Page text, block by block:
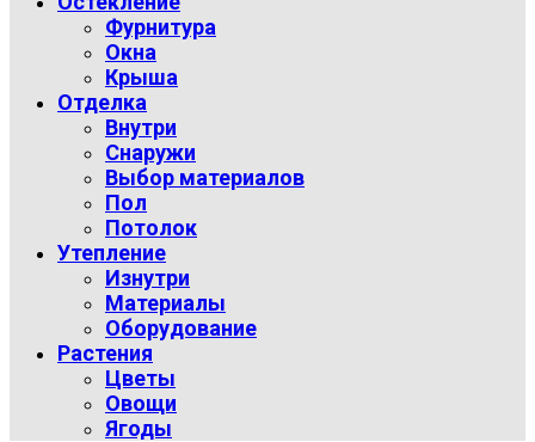
Фурнитура
Окна
Крыша
Отделка
Внутри
Снаружи
Выбор материалов
Пол
Потолок
Утепление
Изнутри
Материалы
Оборудование
Растения
Цветы
Овощи
Ягоды